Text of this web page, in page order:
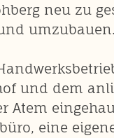
neu zu
umzubauen.
und dem
Atem
eine